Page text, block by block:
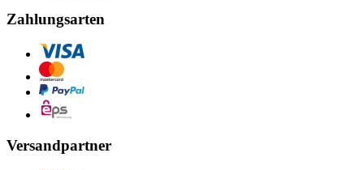
Zahlungsarten
Versandpartner